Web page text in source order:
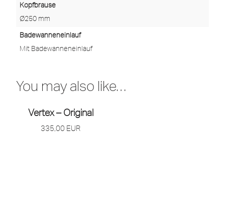
Kopfbrause
Ø250 mm
Badewanneneinlauf
Mit Badewanneneinlauf
You may also like…
Vertex – Original
335,00 EUR